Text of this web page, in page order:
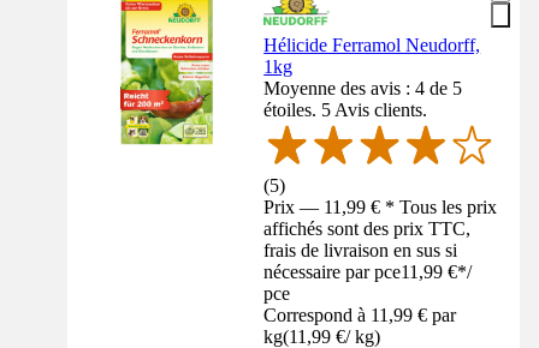
Hélicide Ferramol Neudorff,
1kg
Moyenne des avis : 4 de 5
étoiles. 5 Avis clients.
(5)
Prix — 11,99 € * Tous les prix
affichés sont des prix TTC,
frais de livraison en sus si
nécessaire par pce11,99 €*/
pce
Correspond à 11,99 € par
kg(11,99 €/ kg)